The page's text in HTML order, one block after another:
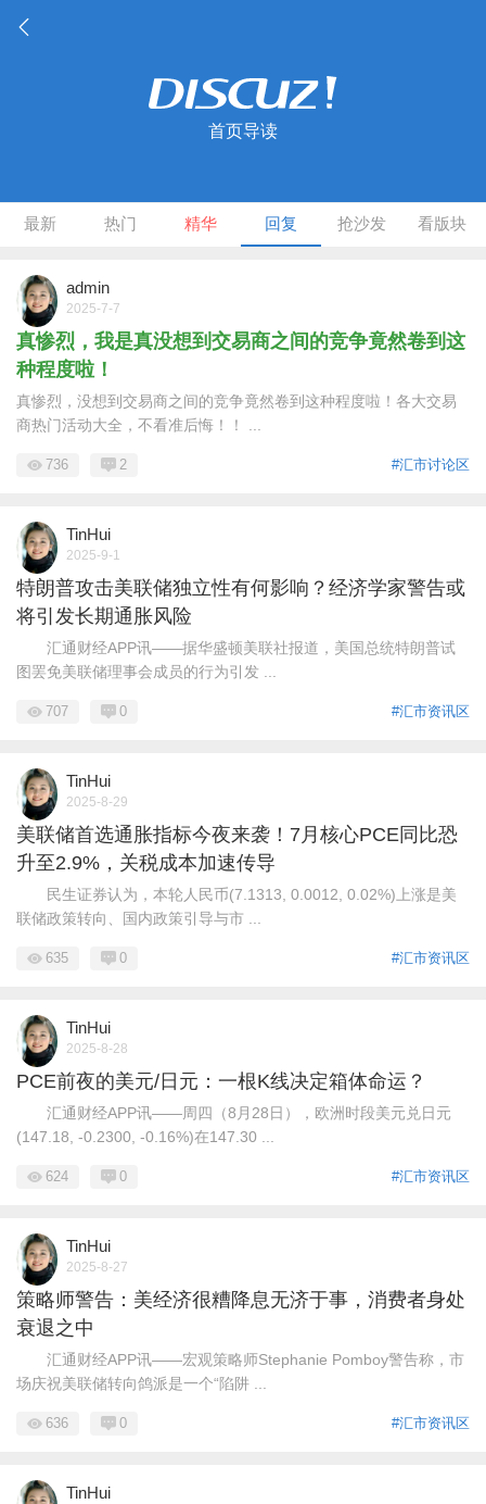
首页导读
最新 热门 精华 回复 抢沙发 看版块
admin
2025-7-7
真惨烈，我是真没想到交易商之间的竞争竟然卷到这
种程度啦！
真惨烈，没想到交易商之间的竞争竟然卷到这种程度啦！各大交易
商热门活动大全，不看准后悔！！ ...
#汇市讨论区
736 2
TinHui
2025-9-1
特朗普攻击美联储独立性有何影响？经济学家警告或
将引发长期通胀风险
汇通财经APP讯——据华盛顿美联社报道，美国总统特朗普试
图罢免美联储理事会成员的行为引发 ...
#汇市资讯区
707 0
TinHui
2025-8-29
美联储首选通胀指标今夜来袭！7月核心PCE同比恐
升至2.9%，关税成本加速传导
民生证券认为，本轮人民币(7.1313, 0.0012, 0.02%)上涨是美
联储政策转向、国内政策引导与市 ...
#汇市资讯区
635 0
TinHui
2025-8-28
PCE前夜的美元/日元：一根K线决定箱体命运？
汇通财经APP讯——周四（8月28日），欧洲时段美元兑日元
(147.18, -0.2300, -0.16%)在147.30 ...
#汇市资讯区
624 0
TinHui
2025-8-27
策略师警告：美经济很糟降息无济于事，消费者身处
衰退之中
汇通财经APP讯——宏观策略师Stephanie Pomboy警告称，市
场庆祝美联储转向鸽派是一个“陷阱 ...
#汇市资讯区
636 0
TinHui